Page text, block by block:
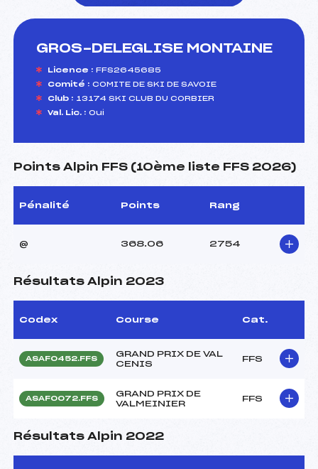
GROS-DELEGLISE MONTAINE
Licence : FFS2645685
Comité : COMITE DE SKI DE SAVOIE
Club : 13174 SKI CLUB DU CORBIER
Val. Lic. : Oui
Points Alpin FFS (10ème liste FFS 2026)
Pénalité Points Rang
@ 368.06 2754
Résultats Alpin 2023
Codex Course Cat.
ASAF0452.FFS
GRAND PRIX DE VAL
CENIS
FFS
ASAF0072.FFS
GRAND PRIX DE
VALMEINIER
FFS
Résultats Alpin 2022